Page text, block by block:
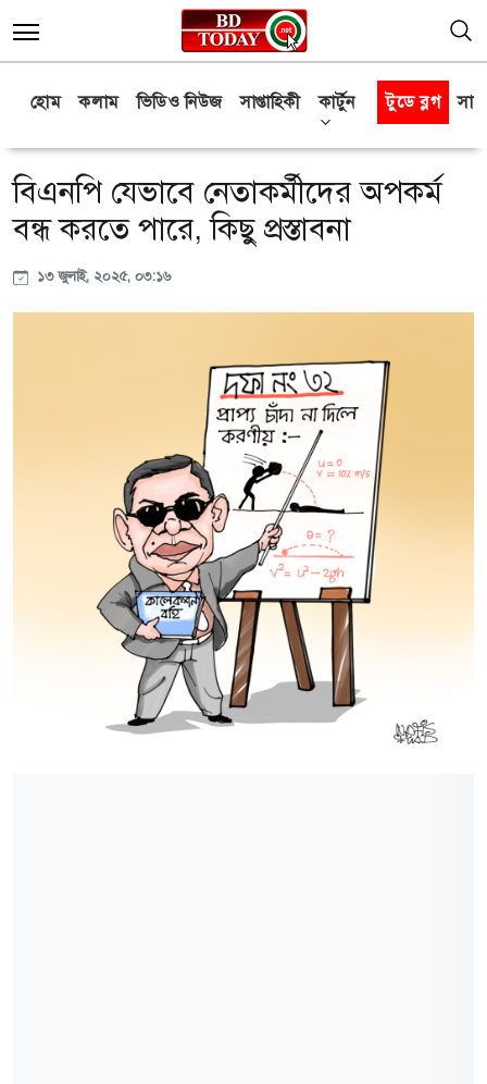
হোম কলাম ভিডিও নিউজ সাপ্তাহিকী কার্টুন টুডে ব্লগ
বিএনপি যেভাবে নেতাকর্মীদের অপকর্ম
বন্ধ করতে পারে, কিছু প্রস্তাবনা
১৩ জুলাই, ২০২৫, ০৩:১৬